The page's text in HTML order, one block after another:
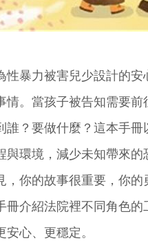
性暴力被害兒少設計的
。當孩子被告知需要前
？要做什麼？這本手冊
環境，減少未知帶來的
你的故事很重要，你的
介紹法院裡不同角色的
心、更穩定。